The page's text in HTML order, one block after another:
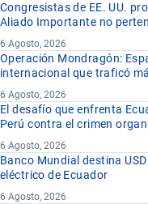
Congresistas de EE. UU.
Aliado Importante no
6 Agosto, 2026
Operación Mondragón:
internacional que traficó
6 Agosto, 2026
El desafío que enfrenta
Perú contra el crimen
6 Agosto, 2026
Banco Mundial destina
eléctrico de Ecuador
6 Agosto, 2026